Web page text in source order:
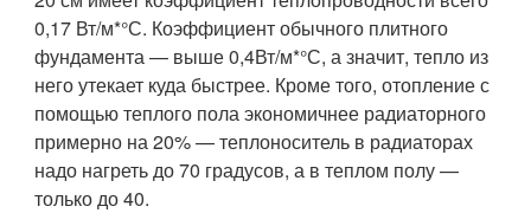
0,17 Вт/м*°С. Коэффициент обычного плитного
фундамента — выше 0,4Вт/м*°С, а значит, тепло из
него утекает куда быстрее. Кроме того, отопление с
помощью теплого пола экономичнее радиаторного
примерно на 20% — теплоноситель в радиаторах
надо нагреть до 70 градусов, а в теплом полу —
только до 40.